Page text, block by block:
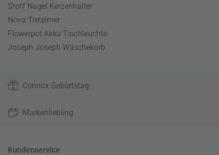
Stoff Nagel Kerzenhalter
Nova Treteimer
Flowerpot Akku Tischleuchte
Joseph Joseph Wäschekorb
Connox Geburtstag
Markenliebling
Kundenservice